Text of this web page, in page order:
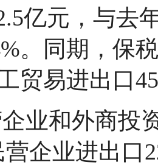
亿元，与去
。同期，保
贸易进出口
业和外商投
营企业进出口